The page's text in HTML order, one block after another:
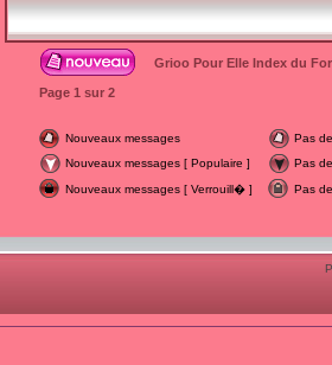
Grioo Pour Elle Index du
Page 1 sur 2
Nouveaux messages
Pas
Nouveaux messages [ Populaire ]
Pas
Nouveaux messages [ Verrouill� ]
Pas